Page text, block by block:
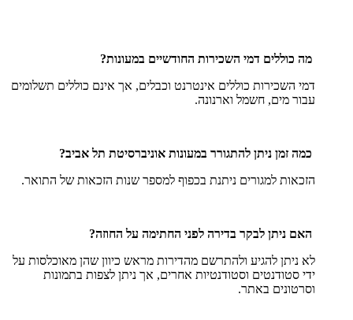
מה כוללים דמי השכירות החודשיים במעונות?
דמי השכירות כוללים אינטרנט וכבלים, אך אינם כוללים תשלומים
עבור מים, חשמל וארנונה.
כמה זמן ניתן להתגורר במעונות אוניברסיטת תל אביב?
הזכאות למגורים ניתנת בכפוף למספר שנות הזכאות של התואר.
האם ניתן לבקר בדירה לפני החתימה על החוזה?
לא ניתן להגיע ולהתרשם מהדירות מראש כיוון שהן מאוכלסות על
ידי סטודנטים וסטודנטיות אחרים, אך ניתן לצפות בתמונות
וסרטונים באתר.